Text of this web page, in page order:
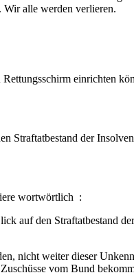
Wir alle werden verlieren.
einrichten
Straftatbestand der
wortwörtlich :
auf den Straftatbestand
nicht weiter dieser
vom Bund